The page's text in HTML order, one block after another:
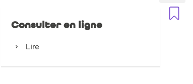
permanent
(Nouvelle
Envoyer
Consulter en ligne
Lire